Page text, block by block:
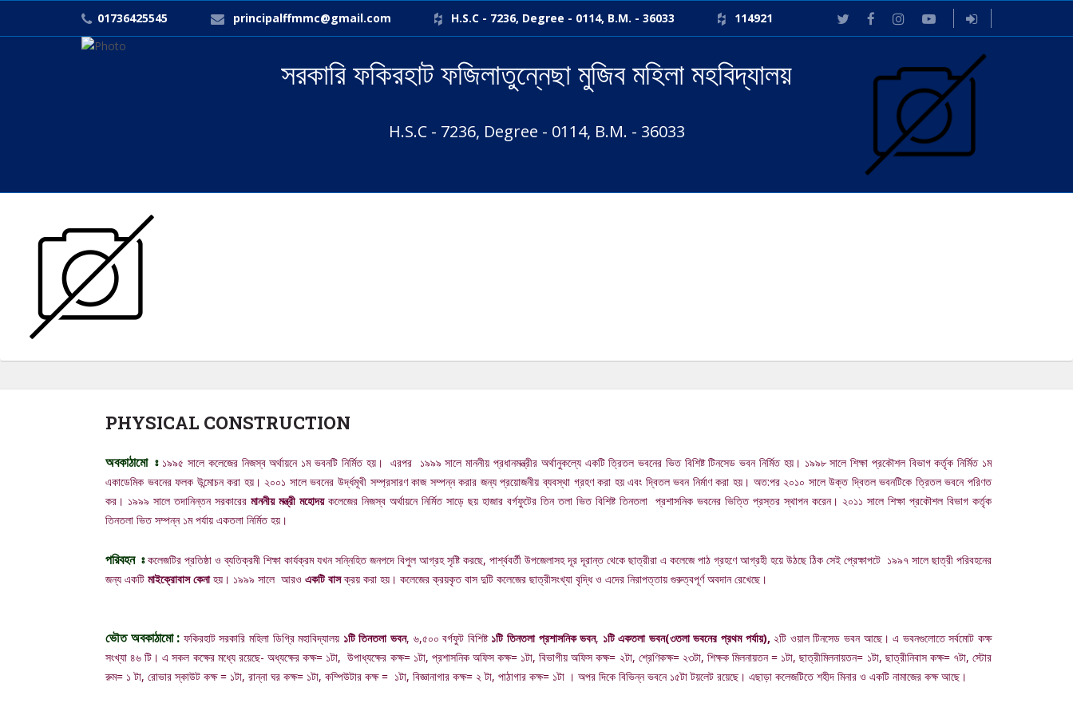
01736425545 principalffmmc@gmail.com H.S.C - 7236, Degree - 0114, B.M. - 36033 114921
সরকারি ফকিরহাট ফজিলাতুন্নেছা মুজিব মহিলা মহবিদ্যালয়
H.S.C - 7236, Degree - 0114, B.M. - 36033
PHYSICAL CONSTRUCTION
অবকাঠামো ঃ ১৯৯৫ সালে কলেজের নিজস্ব অর্থায়নে ১ম ভবনটি নির্মিত হয়। এরপর ১৯৯৯ সালে মাননীয় প্রধানমন্ত্রীর অর্থানুকল্যে একটি ত্রিতল ভবনের ভিত বিশিষ্ট টিনসেড ভবন নির্মিত হয়। ১৯৯৮ সালে শিক্ষা প্রকৌশল বিভাগ কর্তৃক নির্মিত ১ম
একাডেমিক ভবনের ফলক উন্মোচন করা হয়। ২০০১ সালে ভবনের উর্দ্ধমূখী সম্প্রসারণ কাজ সম্পন্ন করার জন্য প্রয়োজনীয় ব্যবস্থা গ্রহণ করা হয় এবং দ্বিতল ভবন নির্মাণ করা হয়। অত:পর ২০১০ সালে উক্ত দ্বিতল ভবনটিকে ত্রিতল ভবনে পরিণত
কর। ১৯৯৯ সালে তদানিন্তন সরকারের মাননীয় মন্ত্রী মহোদয়কলেজের নিজস্ব অর্থায়নে নির্মিত সাড়ে ছয় হাজার বর্গফুটের তিন তলা ভিত বিশিষ্ট তিনতলা প্রশাসনিক ভবনের ভিত্তি প্রস্তর স্থাপন করেন। ২০১১ সালে শিক্ষা প্রকৌশল বিভাগ কর্তৃক
তিনতলা ভিত সম্পন্ন ১ম পর্যায় একতলা নির্মিত হয়।
পরিবহন ঃকলেজটির প্রতিষ্ঠা ও ব্যতিক্রমী শিক্ষা কার্যক্রম যখন সন্নিহিত জনপদে বিপুল আগ্রহ সৃষ্টি করছে, পার্শ্ববর্তী উপজেলাসহ দূর দূরান্ত থেকে ছাত্রীরা এ কলেজে পাঠ গ্রহণে আগ্রহী হয়ে উঠছে ঠিক সেই প্রেক্ষাপটে ১৯৯৭ সালে ছাত্রী পরিবহনের
জন্য একটি মাইক্রোবাস কেনাহয়। ১৯৯৯ সালে আরও একটি বাসক্রয় করা হয়। কলেজের ক্রয়কৃত বাস দুটি কলেজের ছাত্রীসংখ্যা বৃদ্ধি ও এদের নিরাপত্তায় গুরুত্বপূর্ণ অবদান রেখেছে।
ভৌত অবকাঠামো : ফকিরহাট সরকারি মহিলা ডিগ্রি মহাবিদ্যালয় ১টি তিনতলা ভবন, ৬,৫০০ বর্গফুট বিশিষ্ট ১টি তিনতলা প্রশাসনিক ভবন, ১টি একতলা ভবন(৩তলা ভবনের প্রথম পর্যায়), ২টি ওয়াল টিনসেড ভবন আছে। এ ভবনগুলোতে সর্বমোট কক্ষ
সংখ্যা ৪৬ টি। এ সকল কক্ষের মধ্যে রয়েছে- অধ্যক্ষের কক্ষ= ১টা, উপাধ্যক্ষের কক্ষ= ১টা, প্রশাসনিক অফিস কক্ষ= ১টা, বিভাগীয় অফিস কক্ষ= ২টা, শ্রেণিকক্ষ= ২৩টা, শিক্ষক মিলনায়তন = ১টা, ছাত্রীমিলনায়তন= ১টা, ছাত্রীনিবাস কক্ষ= ৭টা, স্টোর
রুম= ১ টা, রোভার স্কাউট কক্ষ = ১টা, রান্না ঘর কক্ষ= ১টা, কম্পিউটার কক্ষ = ১টা, বিজ্ঞানাগার কক্ষ= ২ টা, পাঠাগার কক্ষ= ১টা । অপর দিকে বিভিন্ন ভবনে ১৫টা টয়লেট রয়েছে। এছাড়া কলেজটিতে শহীদ মিনার ও একটি নামাজের কক্ষ আছে।